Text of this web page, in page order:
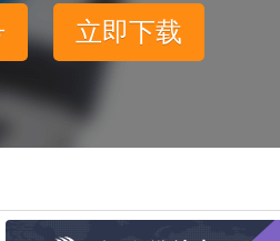
立即下载